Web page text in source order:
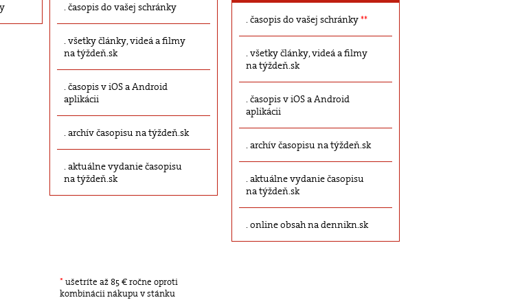
časopis do vašej schránky
všetky články, videá a filmy
na týždeň.sk
časopis v iOS a Android
aplikácii
archív časopisu na týždeň.sk
aktuálne vydanie časopisu
na týždeň.sk
časopis do vašej schránky**
všetky články, videá a filmy
na týždeň.sk
časopis v iOS a Android
aplikácii
archív časopisu na týždeň.sk
aktuálne vydanie časopisu
na týždeň.sk
online obsah na dennikn.sk
* ušetríte až 85 € ročne oproti
kombinácii nákupu v stánku